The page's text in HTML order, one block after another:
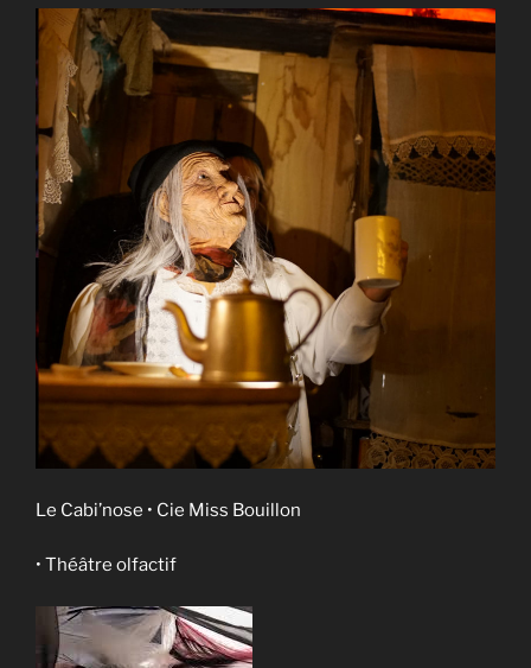
Le Cabi’nose • Cie Miss Bouillon
• Théâtre olfactif